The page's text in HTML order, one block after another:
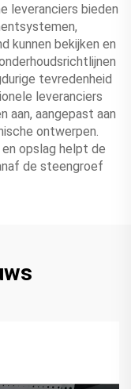
leveranciers bieden
kunnen bekijken en
tevredenheid
leveranciers
aan, aangepast aan
ontwerpen.
opslag helpt de
de steengroef